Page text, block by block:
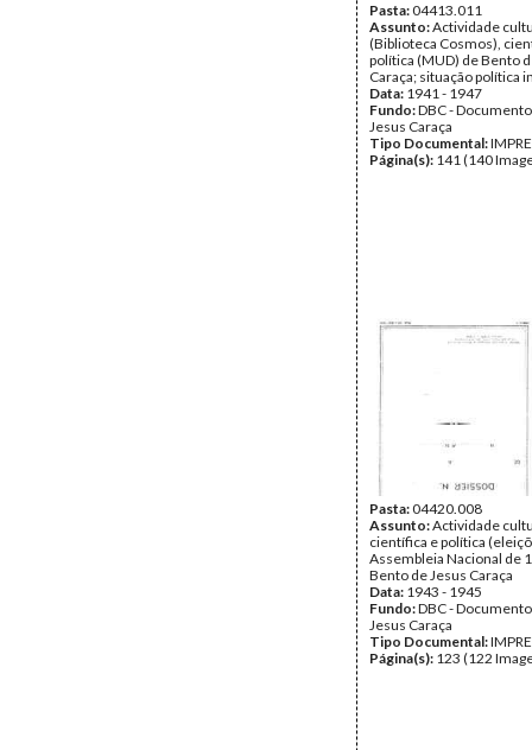
Pasta:04413.011
Assunto:Actividade
(Biblioteca Cosmos),
política (MUD) de Bento
Caraça; situação política
Data: 1941 - 1947
Fundo:DBC -
Jesus Caraça
Tipo Documental:
Página(s): 141 (140
Pasta:04420.008
Assunto:Actividade
científica e política
Assembleia Nacional de
Bento de Jesus Caraça
Data: 1943 - 1945
Fundo:DBC -
Jesus Caraça
Tipo Documental:
Página(s): 123 (122